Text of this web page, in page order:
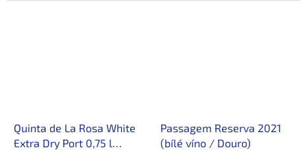
Quinta de La Rosa White
Extra Dry Port 0,75 l
Passagem Reserva 2021
(bílé víno / Douro)